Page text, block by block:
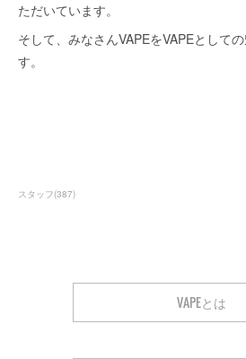
ただいています。
そして、みなさんVAPEをVAPEとして
す。
スタッフ(387)
VAPEとは